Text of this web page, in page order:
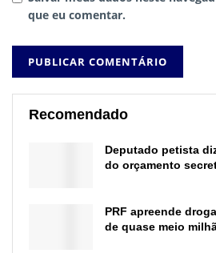
que eu comentar.
Recomendado
Deputado petista
do orçamento
PRF apreende
de quase meio